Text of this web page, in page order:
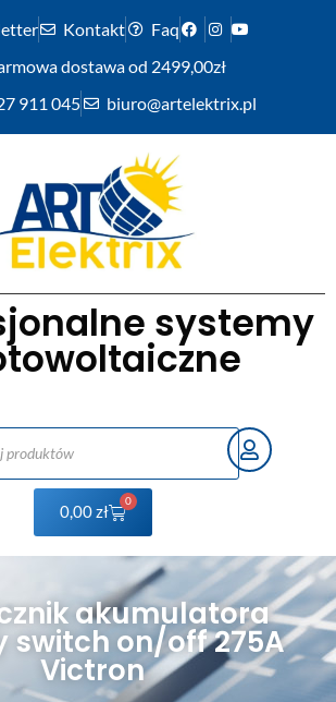
Kontakt
Faq
dostawa od 2499,00zł
911 045
biuro@artelektrix.pl
systemy
0,00zł
0
akumulatora
switch on/off 275A
Victron